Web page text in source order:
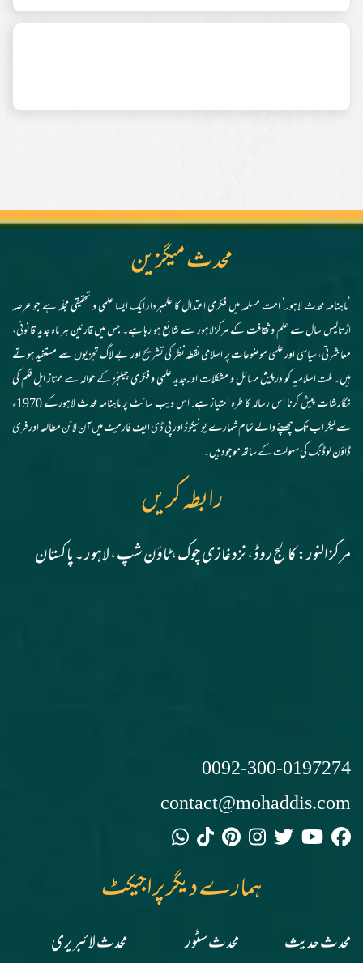
محدث میگزین
’ماہنامہ محدث لاہور‘ امت مسلمہ میں فکری اعتدال کا علمبردار ایک ایسا علمی و تحقیقی مجلّہ ہے جو عرصہ
اڑتالیس سال سے علم و ثقافت کے مرکز لاہور سے شائع ہو رہا ہے۔ جس میں قارئین ہر ماہ جدید قانونی،
معاشرتی، سیاسی اور علمی موضوعات پر اسلامی نقطہ نظر کی تشریح اور بے لاگ تجزیوں سے مستفید ہوتے
ہیں۔ ملت اسلامیہ کو درپیش مسائل و مشکلات اور جدید علمی و فکری چیلنجز کے حوالہ سے ممتاز اہل قلم کی
نگارشات پیش کرنا اس رسالہ کا طرہ امتیاز ہے. اس ویب سائٹ پر ماہنامہ محدث لاہورکے 1970ء
سے لیکر اب تک چھپنے والے تمام شمارے یونیکوڈ اور پی ڈی ایف فارمیٹ میں آن لائن مطالعہ اور فری
ڈاؤن لوڈنگ کی سہولت کے ساتھ موجود ہیں۔
رابطہ کریں
مرکز النور: کالج روڈ، نزد غازی چوک، ٹاؤن شپ، لاہور ۔ پاکستان
0092-300-0197274
contact@mohaddis.com
ہمارے دیگر پراجیکٹ
محدث حدیث محدث سٹور
محدث لائبریری